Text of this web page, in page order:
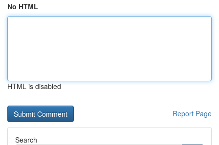
No HTML
HTML is disabled
Report Page
Search